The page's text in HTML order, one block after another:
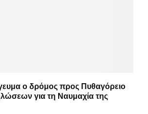
ο δρόμος προς Πυθαγόρειο
για τη Ναυμαχία της